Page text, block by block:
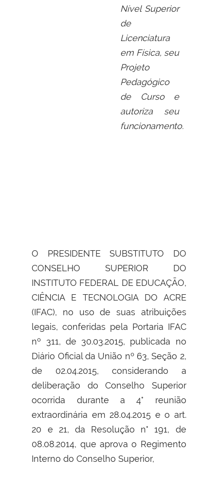
Nível Superior
de
Licenciatura
em Física, seu
Projeto
Pedagógico
de Curso e
autoriza seu
funcionamento.
O PRESIDENTE SUBSTITUTO DO
CONSELHO SUPERIOR DO
INSTITUTO FEDERAL DE EDUCAÇÃO,
CIÊNCIA E TECNOLOGIA DO ACRE
(IFAC), no uso de suas atribuições
legais, conferidas pela Portaria IFAC
nº 311, de 30.03.2015, publicada no
Diário Oficial da União nº 63, Seção 2,
de 02.04.2015, considerando a
deliberação do Conselho Superior
ocorrida durante a 4° reunião
extraordinária em 28.04.2015 e o art.
20 e 21, da Resolução n° 191, de
08.08.2014, que aprova o Regimento
Interno do Conselho Superior,